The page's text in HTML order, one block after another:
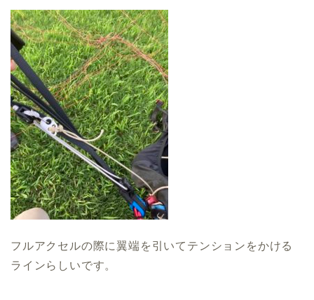
フルアクセルの際に翼端を引いてテンションをかける
ラインらしいです。